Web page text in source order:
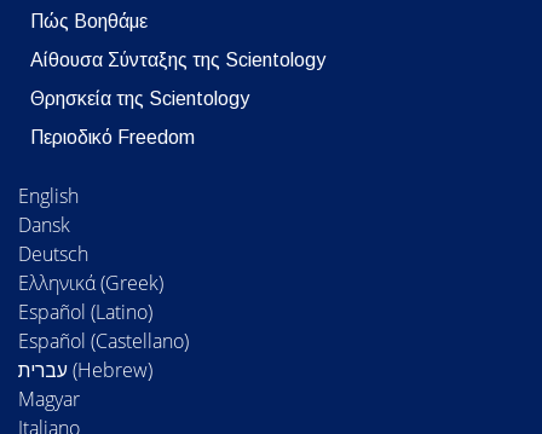
Πώς Βοηθάμε
Αίθουσα Σύνταξης της Scientology
Θρησκεία της Scientology
Περιοδικό Freedom
English
Dansk
Deutsch
Ελληνικά (Greek)
Español (Latino)
Español (Castellano)
Magyar
Italiano